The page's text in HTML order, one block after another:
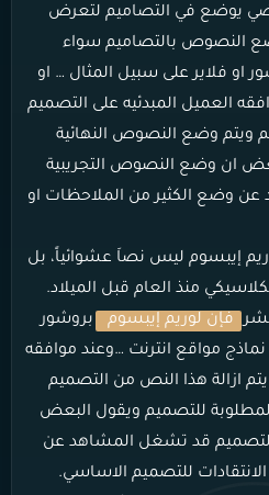
يوضع في التصاميم لتعرض
النصوص بالتصاميم سواء
او فلاير على سبيل المثال … او
العميل المبدئيه على التصميم
ويتم وضع النصوص النهائية
ان وضع النصوص التجريبية
وضع الكثير من الملاحظات او
إيبسوم ليس نصاَ عشوائياً، بل
منذ العام قبل الميلاد.
فإن لوريم إيبسوم
بروشور
نماذج مواقع انترنت …وعند موافقه
ازالة هذا النص من التصميم
للتصميم ويقول البعض
قد تشغل المشاهد عن
للتصميم الاساسي.